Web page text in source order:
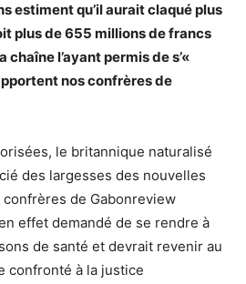
estiment qu’il aurait claqué plus
plus de 655 millions de francs
l’ayant permis de s’«
nos confrères de
le britannique naturalisé
des largesses des nouvelles
de Gabonreview
effet demandé de se rendre à
de santé et devrait revenir au
confronté à la justice